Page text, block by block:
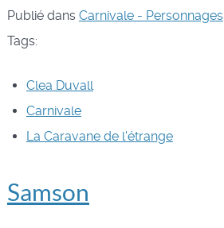
Publié dans Carnivale - Personnages
Tags:
Clea Duvall
Carnivale
La Caravane de l'étrange
Samson